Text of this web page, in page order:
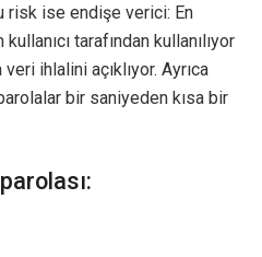
risk ise endişe verici: En
tarafından kullanılıyor
ihlalini açıklıyor. Ayrıca
bir saniyeden kısa bir